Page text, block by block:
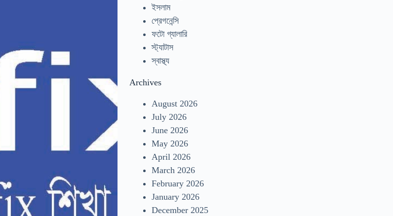
ইসলাম
প্রেগনেন্সি
ফটো গ্যালারি
স্ট্যাটাস
স্বাস্থ্য
Archives
August 2026
July 2026
June 2026
May 2026
April 2026
March 2026
February 2026
January 2026
December 2025